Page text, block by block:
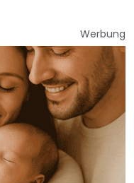
Werbung